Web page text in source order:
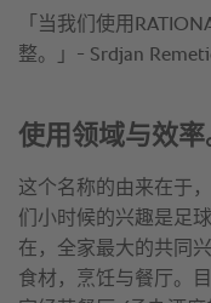
「当我们使用
整。」- Srdjan